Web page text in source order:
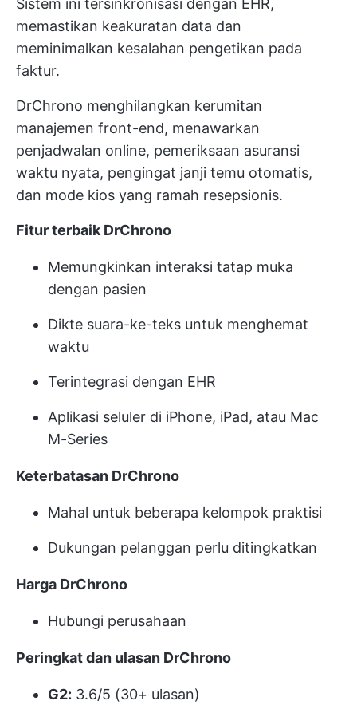
memastikan keakuratan data dan
meminimalkan kesalahan pengetikan pada
faktur.
DrChrono menghilangkan kerumitan
manajemen front-end, menawarkan
penjadwalan online, pemeriksaan asuransi
waktu nyata, pengingat janji temu otomatis,
dan mode kios yang ramah resepsionis.
Fitur terbaik DrChrono
Memungkinkan interaksi tatap muka
dengan pasien
Dikte suara-ke-teks untuk menghemat
waktu
Terintegrasi dengan EHR
Aplikasi seluler di iPhone, iPad, atau Mac
M-Series
Keterbatasan DrChrono
Mahal untuk beberapa kelompok praktisi
Dukungan pelanggan perlu ditingkatkan
Harga DrChrono
Hubungi perusahaan
Peringkat dan ulasan DrChrono
G2: 3.6/5 (30+ ulasan)